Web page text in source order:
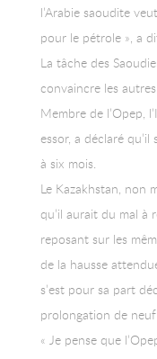
l’Arabie saoudite
pour le pétrole », a
La tâche des
convaincre les
Membre de l’Opep,
essor, a déclaré
à six mois.
Le Kazakhstan, non
qu’il aurait du mal
reposant sur les
de la hausse
s’est pour sa part
prolongation de neuf
« Je pense que